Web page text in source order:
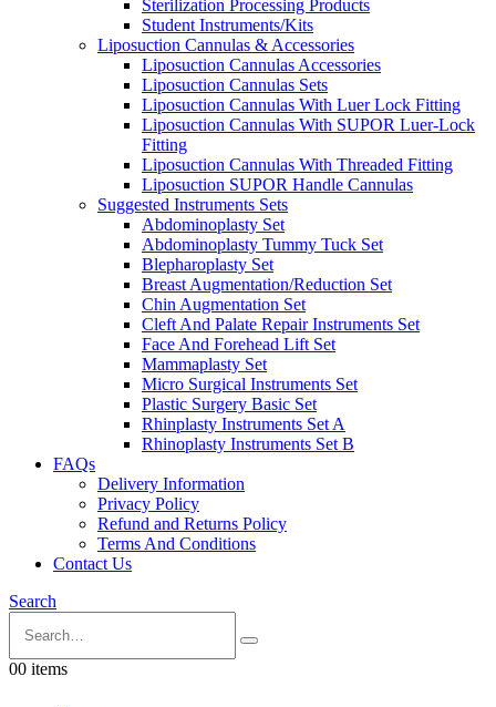
Sterilization Processing Products
Student Instruments/Kits
Liposuction Cannulas & Accessories
Liposuction Cannulas Accessories
Liposuction Cannulas Sets
Liposuction Cannulas With Luer Lock Fitting
Liposuction Cannulas With SUPOR Luer-Lock
Fitting
Liposuction Cannulas With Threaded Fitting
Liposuction SUPOR Handle Cannulas
Suggested Instruments Sets
Abdominoplasty Set
Abdominoplasty Tummy Tuck Set
Blepharoplasty Set
Breast Augmentation/Reduction Set
Chin Augmentation Set
Cleft And Palate Repair Instruments Set
Face And Forehead Lift Set
Mammaplasty Set
Micro Surgical Instruments Set
Plastic Surgery Basic Set
Rhinplasty Instruments Set A
Rhinoplasty Instruments Set B
FAQs
Delivery Information
Privacy Policy
Refund and Returns Policy
Terms And Conditions
Contact Us
Search
00 items